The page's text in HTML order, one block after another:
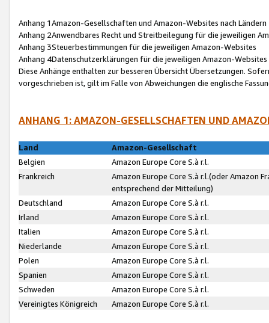
Anhang 1Amazon-Gesellschaften und Amazon-Websites nach Ländern
Anhang 2Anwendbares Recht und Streitbeilegung für die jeweiligen
Anhang 3Steuerbestimmungen für die jeweiligen Amazon-Websites
Anhang 4Datenschutzerklärungen für die jeweiligen Amazon-Websites
Diese Anhänge enthalten zur besseren Übersicht Übersetzungen.
vorgeschrieben ist, gilt im Falle von Abweichungen die englische
ANHANG 1: AMAZON-GESELLSCHAFTEN UND
Land
Amazon-Gesellschaft
Belgien
Amazon Europe Core S.à r.l.
Frankreich
Amazon Europe Core S.à r.l.(oder Amazon
entsprechend der Mitteilung)
Deutschland
Amazon Europe Core S.à r.l.
Irland
Amazon Europe Core S.à r.l.
Italien
Amazon Europe Core S.à r.l.
Niederlande
Amazon Europe Core S.à r.l.
Polen
Amazon Europe Core S.à r.l.
Spanien
Amazon Europe Core S.à r.l.
Schweden
Amazon Europe Core S.à r.l.
Vereinigtes Königreich
Amazon Europe Core S.à r.l.